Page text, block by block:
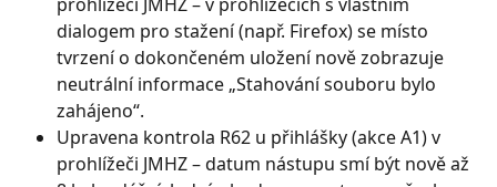
dialogem pro stažení (např. Firefox) se místo
tvrzení o dokončeném uložení nově zobrazuje
neutrální informace „Stahování souboru bylo
zahájeno“.
Upravena kontrola R62 u přihlášky (akce A1) v
prohlížeči JMHZ – datum nástupu smí být nově až